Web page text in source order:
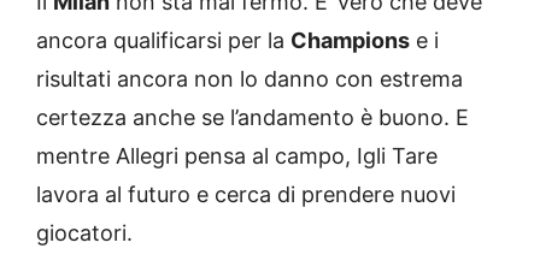
ancora qualificarsi per la Champions e i
risultati ancora non lo danno con estrema
certezza anche se l’andamento è buono. E
mentre Allegri pensa al campo, Igli Tare
lavora al futuro e cerca di prendere nuovi
giocatori.